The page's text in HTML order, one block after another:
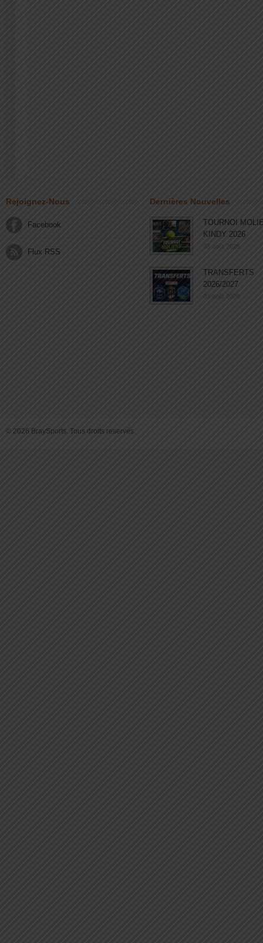
Rejoignez-Nous
Facebook
Flux RSS
Dernières Nouvelles
TOURNOI
KINDY 2026
03 août 2026
TRANSFERTS
2026/2027
03 août 2026
© 2026 BraySports. Tous droits reservés.